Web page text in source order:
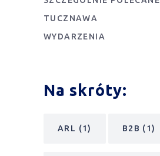
TUCZNAWA
WYDARZENIA
Na skróty:
ARL (1) B2B (1)